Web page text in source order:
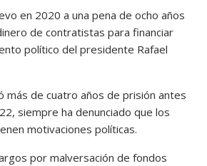
en 2020 a una pena de ocho años
de contratistas para financiar
político del presidente Rafael
más de cuatro años de prisión antes
siempre ha denunciado que los
motivaciones políticas.
por malversación de fondos